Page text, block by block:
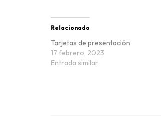
Relacionado
Tarjetas de presentación
17 febrero, 2023
Entrada similar